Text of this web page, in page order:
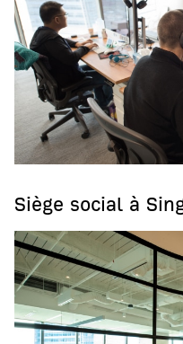
Siège social à